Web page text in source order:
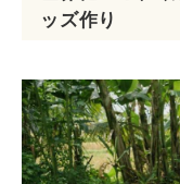
ッズ作り